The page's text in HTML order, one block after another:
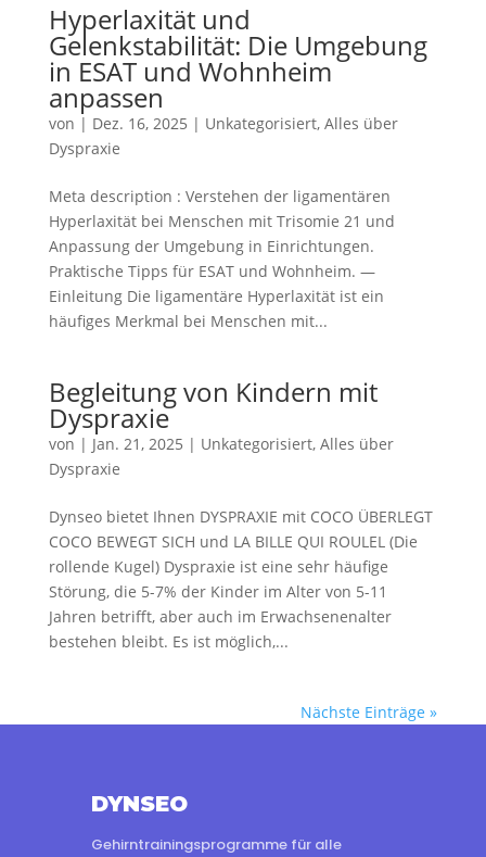
Hyperlaxität und
Gelenkstabilität: Die Umgebung
in ESAT und Wohnheim
anpassen
von | Dez. 16, 2025 | Unkategorisiert, Alles über
Dyspraxie
Meta description : Verstehen der ligamentären
Hyperlaxität bei Menschen mit Trisomie 21 und
Anpassung der Umgebung in Einrichtungen.
Praktische Tipps für ESAT und Wohnheim. —
Einleitung Die ligamentäre Hyperlaxität ist ein
häufiges Merkmal bei Menschen mit...
Begleitung von Kindern mit
Dyspraxie
von | Jan. 21, 2025 | Unkategorisiert, Alles über
Dyspraxie
Dynseo bietet Ihnen DYSPRAXIE mit COCO ÜBERLEGT
COCO BEWEGT SICH und LA BILLE QUI ROULEL (Die
rollende Kugel) Dyspraxie ist eine sehr häufige
Störung, die 5-7% der Kinder im Alter von 5-11
Jahren betrifft, aber auch im Erwachsenenalter
bestehen bleibt. Es ist möglich,...
Nächste Einträge »
DYNSEO
Gehirntrainingsprogramme für alle